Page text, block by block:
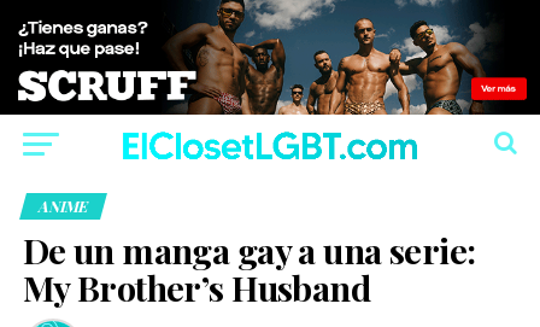
ANIME
De un manga gay a una serie:
My Brother’s Husband